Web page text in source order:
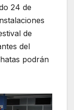
24 de
de
del
podrán